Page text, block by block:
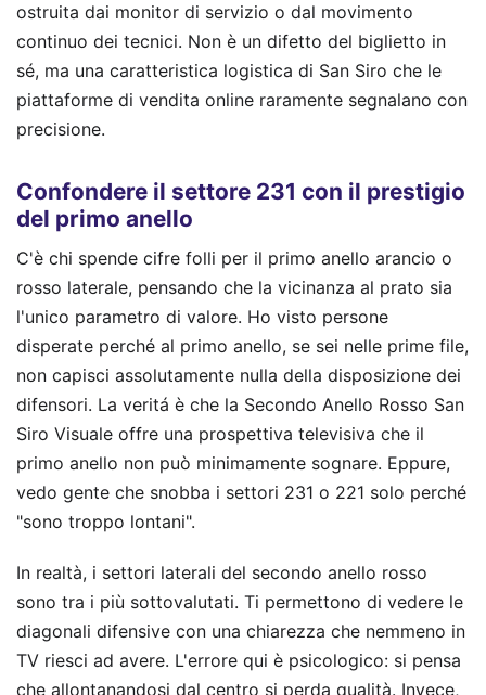
ostruita dai monitor di servizio o dal movimento
continuo dei tecnici. Non è un difetto del biglietto in
sé, ma una caratteristica logistica di San Siro che le
piattaforme di vendita online raramente segnalano con
precisione.
Confondere il settore 231 con il prestigio
del primo anello
C'è chi spende cifre folli per il primo anello arancio o
rosso laterale, pensando che la vicinanza al prato sia
l'unico parametro di valore. Ho visto persone
disperate perché al primo anello, se sei nelle prime file,
non capisci assolutamente nulla della disposizione dei
difensori. La veritá è che la Secondo Anello Rosso San
Siro Visuale offre una prospettiva televisiva che il
primo anello non può minimamente sognare. Eppure,
vedo gente che snobba i settori 231 o 221 solo perché
"sono troppo lontani".
In realtà, i settori laterali del secondo anello rosso
sono tra i più sottovalutati. Ti permettono di vedere le
diagonali difensive con una chiarezza che nemmeno in
TV riesci ad avere. L'errore qui è psicologico: si pensa
che allontanandosi dal centro si perda qualità. Invece,